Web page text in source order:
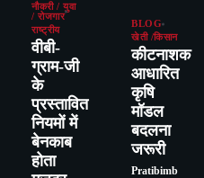
नौकरी / युवा
/ रोजगार
राष्ट्रीय
वीबी-
ग्राम-जी
के
प्रस्तावित
नियमों में
बेनकाब
होता
BLOG
खेती /किसान
कीटनाशक
आधारित
कृषि
मॉडल
बदलना
जरूरी
Pratibimb